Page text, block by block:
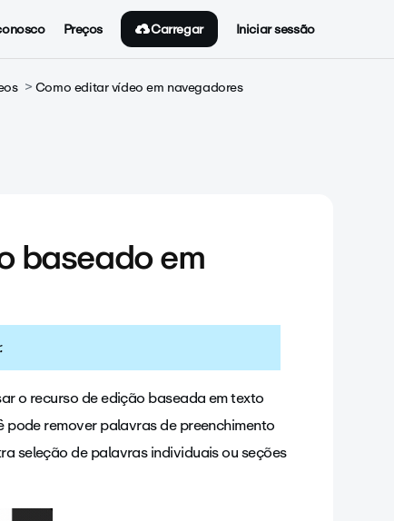
Preços Carregar Iniciar sessão
Como editar vídeo em navegadores
baseado em
.
o recurso de edição baseada em texto
remover palavras de preenchimento
seleção de palavras individuais ou seções